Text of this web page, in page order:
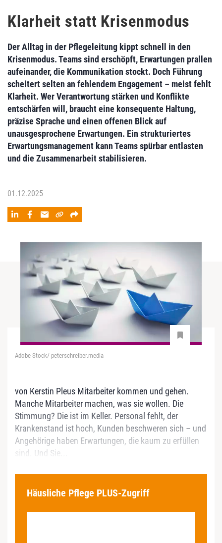
Klarheit statt Krisenmodus
Der Alltag in der Pflegeleitung kippt schnell in den
Krisenmodus. Teams sind erschöpft, Erwartungen prallen
aufeinander, die Kommunikation stockt. Doch Führung
scheitert selten an fehlendem Engagement – meist fehlt
Klarheit. Wer Verantwortung stärken und Konflikte
entschärfen will, braucht eine konsequente Haltung,
präzise Sprache und einen offenen Blick auf
unausgesprochene Erwartungen. Ein strukturiertes
Erwartungsmanagement kann Teams spürbar entlasten
und die Zusammenarbeit stabilisieren.
01.12.2025
Adobe Stock/ peterschreiber.media
von Kerstin Pleus Mitarbeiter kommen und gehen.
Manche Mitarbeiter machen, was sie wollen. Die
Stimmung? Die ist im Keller. Personal fehlt, der
Krankenstand ist hoch, Kunden beschweren sich – und
Angehörige haben Erwartungen, die kaum zu erfüllen
sind. Und Sie...
Häusliche Pflege PLUS-Zugriff